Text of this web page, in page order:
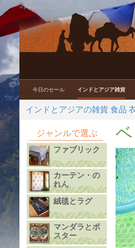
ベトナムのレトロなプラスチックザル
今日のセール インドとアジア雑貨
インドとアジアの雑貨 食品
ジャンルで選ぶ
ファブリック
カーテン・の
れん
絨毯とラグ
マンダラとポ
スター